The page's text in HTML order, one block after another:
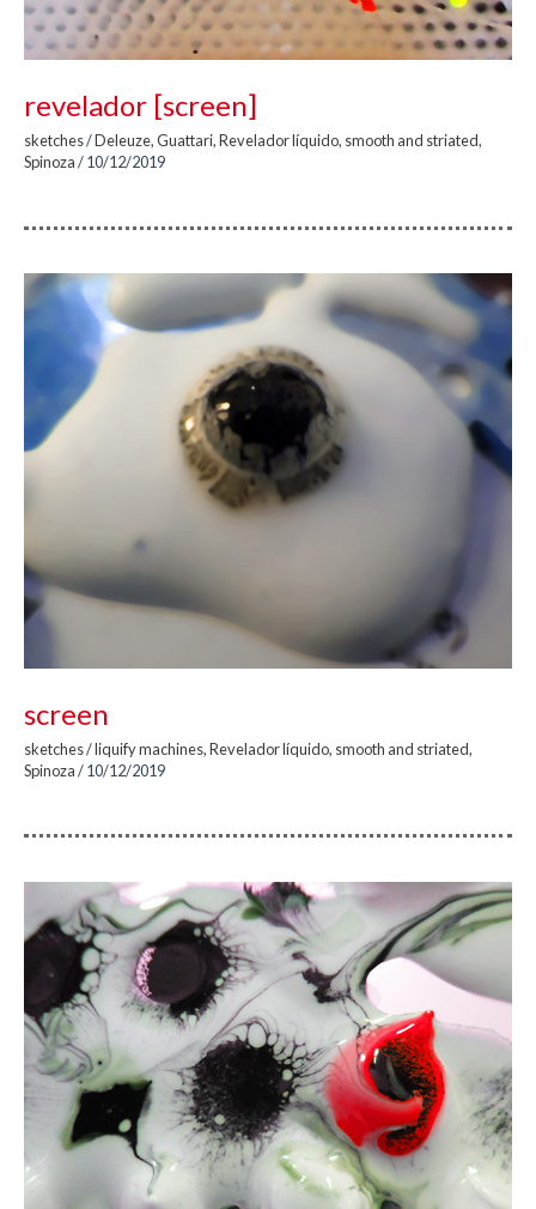
revelador [screen]
sketches/Deleuze,Guattari,Revelador líquido, smooth and striated,
Spinoza/10/12/2019
screen
sketches/liquify machines,Revelador líquido, smooth and striated,
Spinoza/10/12/2019